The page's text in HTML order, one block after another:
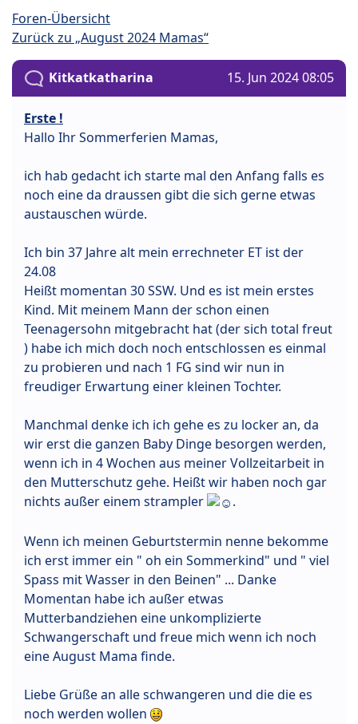
Foren-Übersicht
Zurück zu „August 2024 Mamas“
Kitkatkatharina 15. Jun 2024 08:05
Erste !
Hallo Ihr Sommerferien Mamas,
ich hab gedacht ich starte mal den Anfang falls es
noch eine da draussen gibt die sich gerne etwas
austauschen würde.
Ich bin 37 Jahre alt mein errechneter ET ist der
24.08
Heißt momentan 30 SSW. Und es ist mein erstes
Kind. Mit meinem Mann der schon einen
Teenagersohn mitgebracht hat (der sich total freut
) habe ich mich doch noch entschlossen es einmal
zu probieren und nach 1 FG sind wir nun in
freudiger Erwartung einer kleinen Tochter.
Manchmal denke ich ich gehe es zu locker an, da
wir erst die ganzen Baby Dinge besorgen werden,
wenn ich in 4 Wochen aus meiner Vollzeitarbeit in
den Mutterschutz gehe. Heißt wir haben noch gar
nichts außer einem strampler
.
Wenn ich meinen Geburtstermin nenne bekomme
ich erst immer ein " oh ein Sommerkind" und " viel
Spass mit Wasser in den Beinen" ... Danke
Momentan habe ich außer etwas
Mutterbandziehen eine unkomplizierte
Schwangerschaft und freue mich wenn ich noch
eine August Mama finde.
Liebe Grüße an alle schwangeren und die die es
noch werden wollen